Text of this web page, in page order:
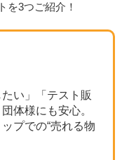
を3つご紹介！
い」「テスト販
体様にも安心。
プでの“売れる物